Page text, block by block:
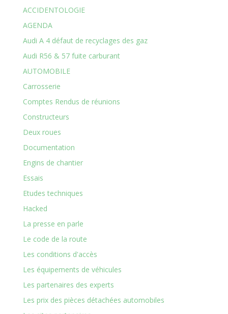
ACCIDENTOLOGIE
AGENDA
Audi A 4 défaut de recyclages des gaz
Audi R56 & 57 fuite carburant
AUTOMOBILE
Carrosserie
Comptes Rendus de réunions
Constructeurs
Deux roues
Documentation
Engins de chantier
Essais
Etudes techniques
Hacked
La presse en parle
Le code de la route
Les conditions d'accès
Les équipements de véhicules
Les partenaires des experts
Les prix des pièces détachées automobiles